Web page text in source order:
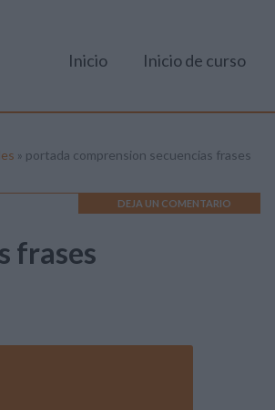
Inicio Inicio de curso
» portada comprension secuencias frases
DEJA UN COMENTARIO
frases